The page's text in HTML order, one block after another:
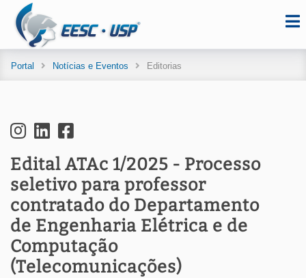
Portal Notícias e Eventos Editorias
Edital ATAc 1/2025 - Processo
seletivo para professor
contratado do Departamento
de Engenharia Elétrica e de
Computação
(Telecomunicações)